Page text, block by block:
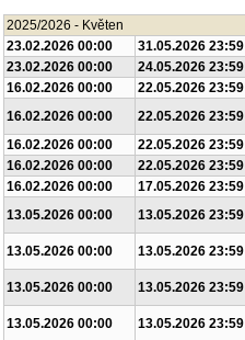
2025/2026 - Květen
23.02.2026 00:00
31.05.2026 23:59
23.02.2026 00:00
24.05.2026 23:59
16.02.2026 00:00
22.05.2026 23:59
16.02.2026 00:00
22.05.2026 23:59
16.02.2026 00:00
22.05.2026 23:59
16.02.2026 00:00
22.05.2026 23:59
16.02.2026 00:00
17.05.2026 23:59
13.05.2026 00:00
13.05.2026 23:59
13.05.2026 00:00
13.05.2026 23:59
13.05.2026 00:00
13.05.2026 23:59
13.05.2026 00:00
13.05.2026 23:59